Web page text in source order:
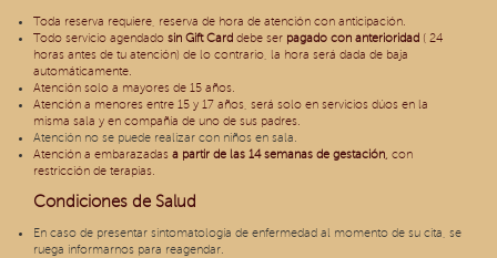
Toda reserva requiere, reserva de hora de atención con anticipación.
Todo servicio agendado sin Gift Card debe ser pagado con anterioridad ( 24
horas antes de tu atención) de lo contrario, la hora será dada de baja
automáticamente.
Atención solo a mayores de 15 años.
Atención a menores entre 15 y 17 años, será solo en servicios dúos en la
misma sala y en compañía de uno de sus padres.
Atención no se puede realizar con niños en sala.
Atención a embarazadas a partir de las 14 semanas de gestación, con
restricción de terapias.
Condiciones de Salud
En caso de presentar sintomatología de enfermedad al momento de su cita, se
ruega informarnos para reagendar.